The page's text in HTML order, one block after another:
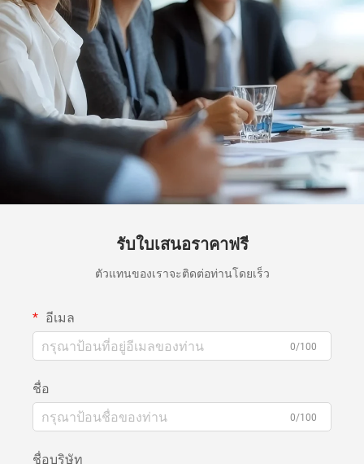
รับใบเสนอราคาฟรี
ตัวแทนของเราจะติดต่อท่านโดยเร็ว
อีเมล
0/100
ชื่อ
0/100
ชื่อบริษัท